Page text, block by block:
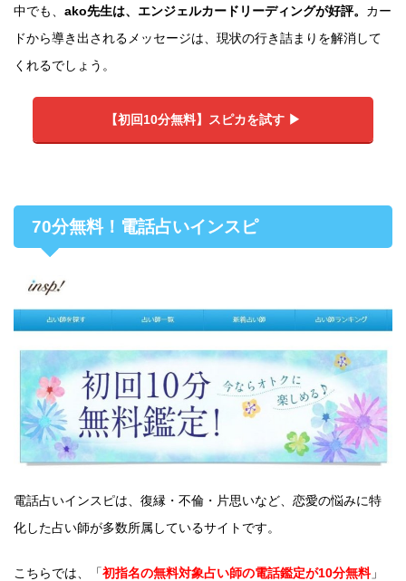
中でも、 ako先生は、エンジェルカードリーディングが好評。 カー
ドから導き出されるメッセージは、現状の行き詰まりを解消して
くれるでしょう。
【初回10分無料】スピカを試す ▶︎
70分無料！電話占いインスピ
電話占いインスピは、復縁・不倫・片思いなど、恋愛の悩みに特
化した占い師が多数所属しているサイトです。
こちらでは、「初指名の無料対象占い師の電話鑑定が10分無料」